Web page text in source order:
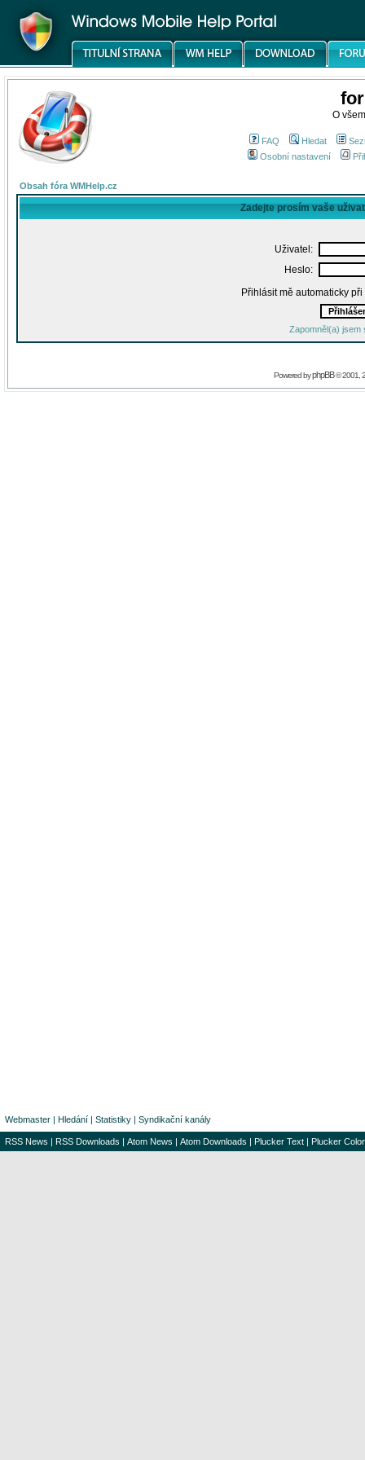
O
FAQ Hledat
Osobní nastavení
Obsah fóra WMHelp.cz
Zadejte prosím vaše
Uživatel:
Heslo:
Přihlásit mě automaticky
Zapomněl(a) jsem
Powered byphpBB© 2001,
Webmaster | Hledání | Statistiky | Syndikační kanály
RSS News | RSS Downloads | Atom News | Atom Downloads | Plucker Text | Plucker Color